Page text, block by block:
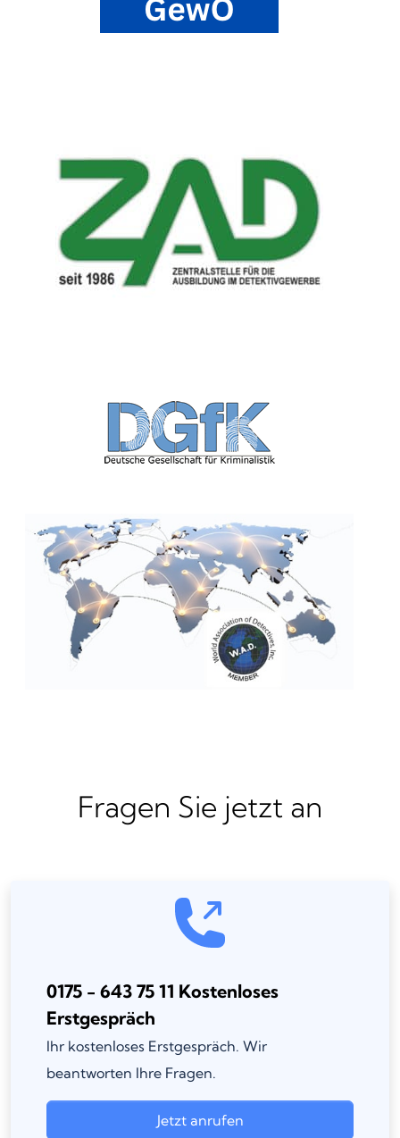
Fragen Sie jetzt an
0175 - 643 75 11 Kostenloses
Erstgespräch
Ihr kostenloses Erstgespräch. Wir
beantworten Ihre Fragen.
Jetzt anrufen